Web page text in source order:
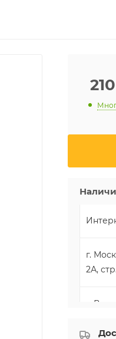
210
г.
2А,
г.